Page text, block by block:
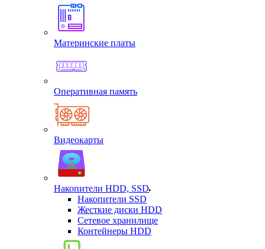
Материнские платы
Оперативная память
Видеокарты
Накопители HDD, SSD
Накопители SSD
Жесткие диски HDD
Сетевое хранилище
Контейнеры HDD